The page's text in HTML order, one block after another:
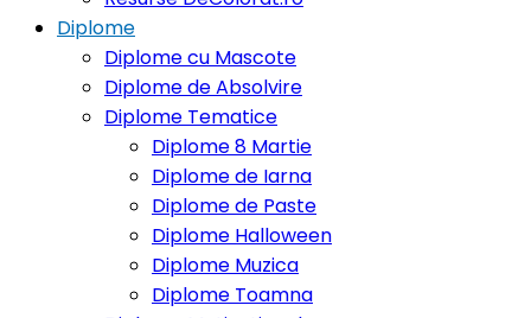
Diplome
Diplome cu Mascote
Diplome de Absolvire
Diplome Tematice
Diplome 8 Martie
Diplome de Iarna
Diplome de Paste
Diplome Halloween
Diplome Muzica
Diplome Toamna